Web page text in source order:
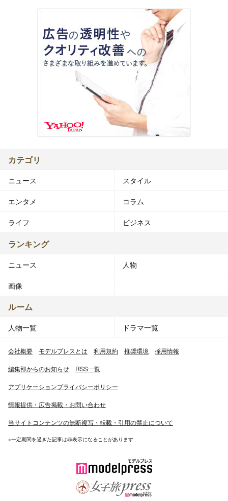
カテゴリ
ニュース スタイル
エンタメ コラム
ライフ ビジネス
ランキング
ニュース 人物
画像
ルーム
人物一覧 ドラマ一覧
会社概要 モデルプレスとは 利用規約 推奨環境 採用情報
編集部からのお知らせ RSS一覧
アプリケーションプライバシーポリシー
情報提供・広告掲載・お問い合わせ
当サイトコンテンツの無断複写・転載・引用の禁止について
※一定期間を過ぎた記事は非表示になることがあります